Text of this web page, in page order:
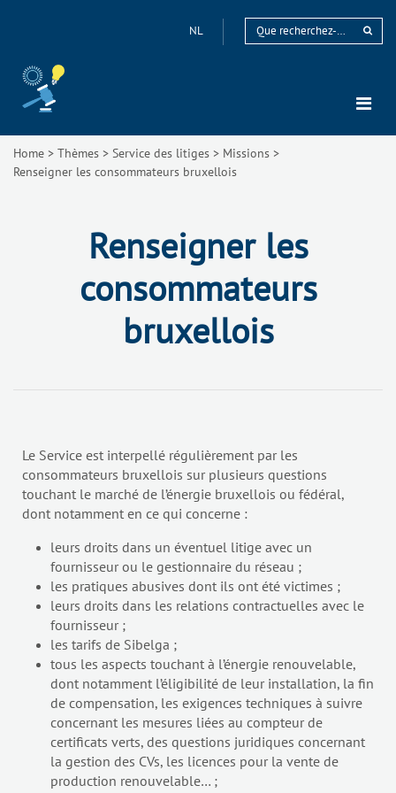
NL
Home > Thèmes > Service des litiges > Missions >
Renseigner les consommateurs bruxellois
Renseigner les
consommateurs
bruxellois
Le Service est interpellé régulièrement par les
consommateurs bruxellois sur plusieurs questions
touchant le marché de l’énergie bruxellois ou fédéral,
dont notamment en ce qui concerne :
leurs droits dans un éventuel litige avec un
fournisseur ou le gestionnaire du réseau ;
les pratiques abusives dont ils ont été victimes ;
leurs droits dans les relations contractuelles avec le
fournisseur ;
les tarifs de Sibelga ;
tous les aspects touchant à l’énergie renouvelable,
dont notamment l’éligibilité de leur installation, la fin
de compensation, les exigences techniques à suivre
concernant les mesures liées au compteur de
certificats verts, des questions juridiques concernant
la gestion des CVs, les licences pour la vente de
production renouvelable… ;